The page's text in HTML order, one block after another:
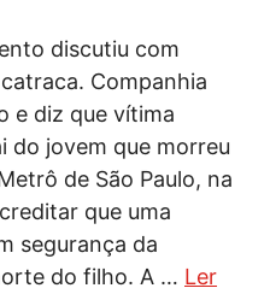
discutiu com
Companhia
e diz que vítima
do jovem que morreu
de São Paulo, na
que uma
segurança da
do filho. A … Ler